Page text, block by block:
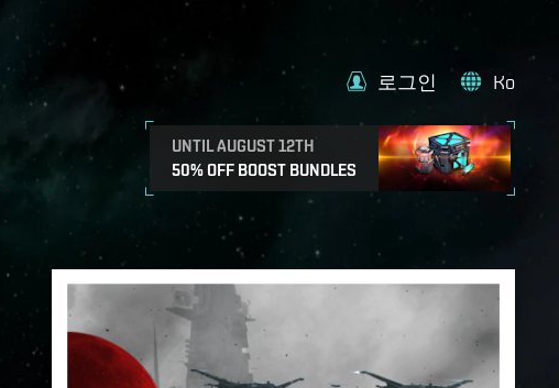
UNTIL AUGUST 12TH
50% OFF BOOST BUNDLES
로그인 Ko